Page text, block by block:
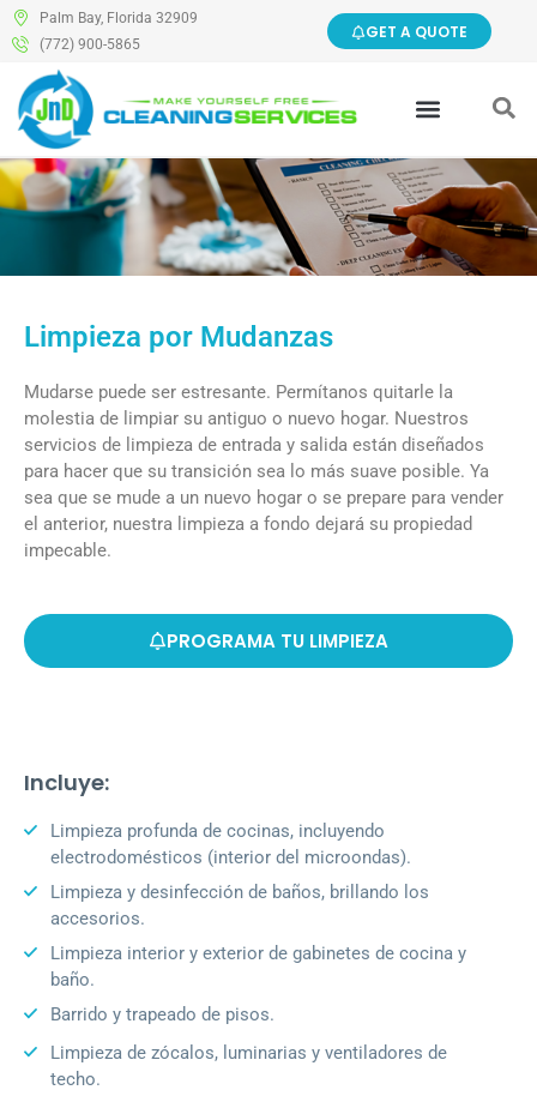
Palm Bay, Florida 32909
(772) 900-5865
GET A QUOTE
Limpieza por Mudanzas
Mudarse puede ser estresante. Permítanos quitarle la
molestia de limpiar su antiguo o nuevo hogar. Nuestros
servicios de limpieza de entrada y salida están diseñados
para hacer que su transición sea lo más suave posible. Ya
sea que se mude a un nuevo hogar o se prepare para vender
el anterior, nuestra limpieza a fondo dejará su propiedad
impecable.
PROGRAMA TU LIMPIEZA
Incluye:
Limpieza profunda de cocinas, incluyendo
electrodomésticos (interior del microondas).
Limpieza y desinfección de baños, brillando los
accesorios.
Limpieza interior y exterior de gabinetes de cocina y
baño.
Barrido y trapeado de pisos.
Limpieza de zócalos, luminarias y ventiladores de
techo.